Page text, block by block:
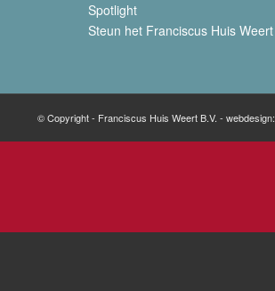
Spotlight
Steun het Franciscus Huis Weert
© Copyright - Franciscus Huis Weert B.V. - webdesign: